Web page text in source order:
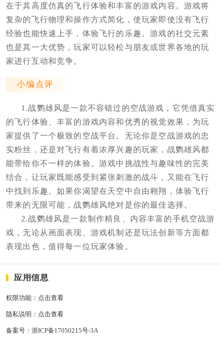
在于其高度仿真的飞行体验和丰富的游戏内容。游戏将
复杂的飞行物理和操作方式简化，使玩家即使没有飞行
经验也能快速上手，体验飞行的乐趣。游戏的社交元素
也是其一大优势，玩家可以轻松与朋友或世界各地的玩
家进行互动和竞争。
小编点评
1.战鹦雄风是一款不容错过的空战游戏，它凭借真实
的飞行体验、丰富的游戏内容和优秀的视觉效果，为玩
家提供了一个极致的空战平台。无论你是空战游戏的忠
实粉丝，还是对飞行有着浓厚兴趣的玩家，战鹦雄风都
能带给你不一样的体验。游戏中挑战性与趣味性的完美
结合，让玩家既能感受到紧张刺激的战斗，又能在飞行
中找到乐趣。如果你渴望在天空中自由翱翔，体验飞行
带来的无限可能，战鹦雄风绝对是你的最佳选择。
2.战鹦雄风是一款制作精良、内容丰富的手机空战游
戏，无论从画面表现、游戏机制还是玩法创新等方面都
表现出色，值得每一位玩家体验。
应用信息
权限功能： 点击查看
隐私说明： 点击查看
备案号： 浙ICP备17050215号-3A